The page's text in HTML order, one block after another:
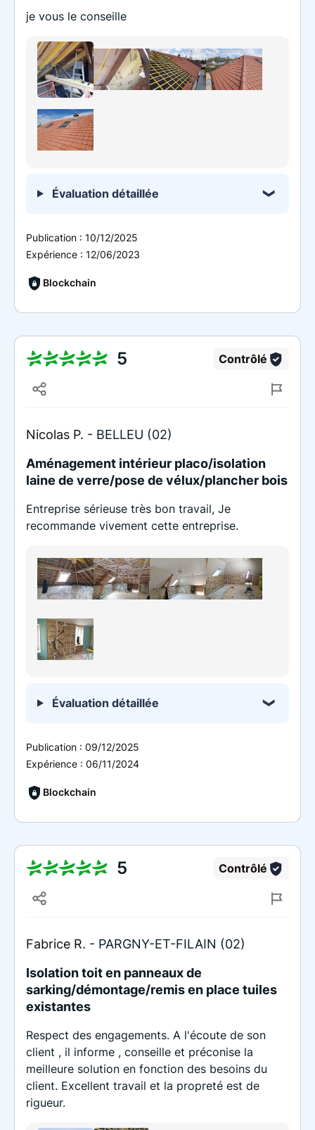
je vous le conseille
Évaluation détaillée
Publication : 10/12/2025
Expérience : 12/06/2023
Blockchain
5 Contrôlé
Nicolas P. - BELLEU (02)
Aménagement intérieur placo/isolation
laine de verre/pose de vélux/plancher bois
Entreprise sérieuse très bon travail, Je
recommande vivement cette entreprise.
Évaluation détaillée
Publication : 09/12/2025
Expérience : 06/11/2024
Blockchain
5 Contrôlé
Fabrice R. - PARGNY-ET-FILAIN (02)
Isolation toit en panneaux de
sarking/démontage/remis en place tuiles
existantes
Respect des engagements. A l'écoute de son
client , il informe , conseille et préconise la
meilleure solution en fonction des besoins du
client. Excellent travail et la propreté est de
rigueur.